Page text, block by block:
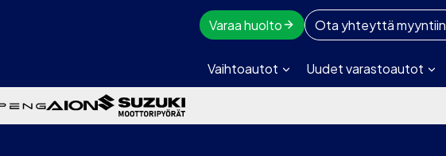
Varaa huolto Ota yhteyttä myyntiin
Vaihtoautot Uudet varastoautot